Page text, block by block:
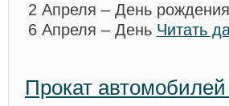
2 Апреля – День
6 Апреля – День Читать
Прокат